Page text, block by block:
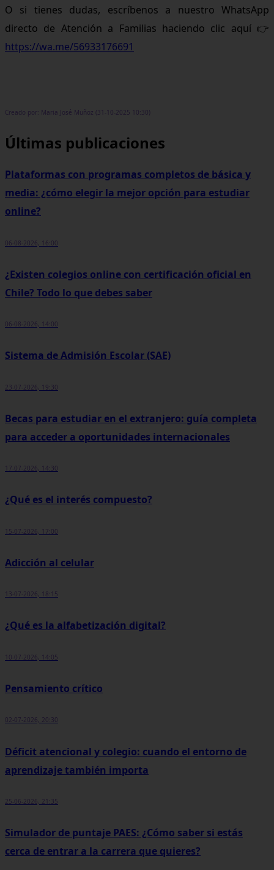
O si tienes dudas, escríbenos a nuestro WhatsApp
directo de Atención a Familias haciendo clic aquí 👉
https://wa.me/56933176691
Creado por: Maria José Muñoz (31-10-2025 10:30)
Últimas publicaciones
Plataformas con programas completos de básica y
media: ¿cómo elegir la mejor opción para estudiar
online?
06-08-2026, 16:00
¿Existen colegios online con certificación oficial en
Chile? Todo lo que debes saber
06-08-2026, 14:00
Sistema de Admisión Escolar (SAE)
23-07-2026, 19:30
Becas para estudiar en el extranjero: guía completa
para acceder a oportunidades internacionales
17-07-2026, 14:30
¿Qué es el interés compuesto?
15-07-2026, 17:00
Adicción al celular
13-07-2026, 18:15
¿Qué es la alfabetización digital?
10-07-2026, 14:05
Pensamiento crítico
02-07-2026, 20:30
Déficit atencional y colegio: cuando el entorno de
aprendizaje también importa
25-06-2026, 21:35
Simulador de puntaje PAES: ¿Cómo saber si estás
cerca de entrar a la carrera que quieres?